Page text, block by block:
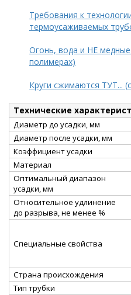
Требования к
термоусаживаемых
Огонь, вода и НЕ
полимерах)
Круги сжимаются ТУТ...
Технические
Диаметр до усадки, мм
Диаметр после усадки, мм
Коэффициент усадки
Материал
Оптимальный диапазон
усадки, мм
Относительное удлинение
до разрыва, не менее %
Специальные свойства
Страна происхождения
Тип трубки